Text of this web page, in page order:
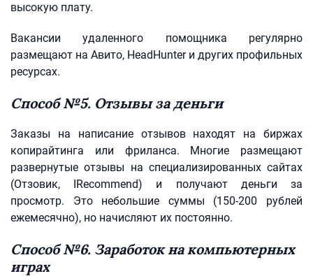
высокую плату.
Вакансии удаленного помощника регулярно
размещают на Авито, HeadHunter и других профильных
ресурсах.
Способ №5. Отзывы за деньги
Заказы на написание отзывов находят на биржах
копирайтинга или фриланса. Многие размещают
развернутые отзывы на специализированных сайтах
(Отзовик, IRecommend) и получают деньги за
просмотр. Это небольшие суммы (150-200 рублей
ежемесячно), но начисляют их постоянно.
Способ №6. Заработок на компьютерных
играх